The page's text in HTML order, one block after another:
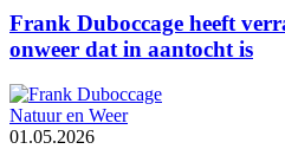
Frank Duboccage heeft
onweer dat in aantocht is
Natuur en Weer
01.05.2026